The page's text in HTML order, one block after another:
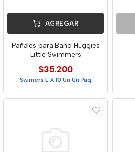
AGREGAR
Pañales para Bano Huggies
Little Swimmers
$35.200
Swimers L X 10 Un Un Paq